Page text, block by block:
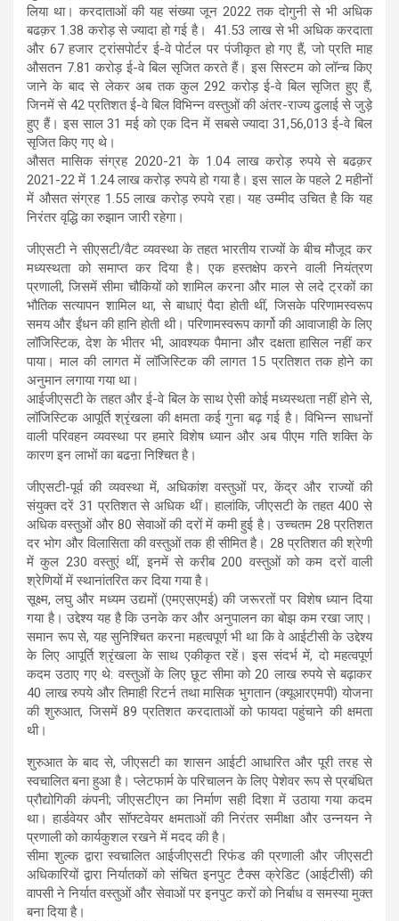
लिया था। करदाताओं की यह संख्या जून 2022 तक दोगुनी से भी अधिक
बढक़र 1.38 करोड़ से ज्यादा हो गई है। 41.53 लाख से भी अधिक करदाता
और 67 हजार ट्रांसपोर्टर ई-वे पोर्टल पर पंजीकृत हो गए हैं, जो प्रति माह
औसतन 7.81 करोड़ ई-वे बिल सृजित करते हैं। इस सिस्टम को लॉन्च किए
जाने के बाद से लेकर अब तक कुल 292 करोड़ ई-वे बिल सृजित हुए हैं,
जिनमें से 42 प्रतिशत ई-वे बिल विभिन्न वस्तुओं की अंतर-राज्य ढुलाई से जुड़े
हुए हैं। इस साल 31 मई को एक दिन में सबसे ज्यादा 31,56,013 ई-वे बिल
सृजित किए गए थे।
औसत मासिक संग्रह 2020-21 के 1.04 लाख करोड़ रुपये से बढक़र
2021-22 में 1.24 लाख करोड़ रुपये हो गया है। इस साल के पहले 2 महीनों
में औसत संग्रह 1.55 लाख करोड़ रुपये रहा। यह उम्मीद उचित है कि यह
निरंतर वृद्धि का रुझान जारी रहेगा।
जीएसटी ने सीएसटी/वैट व्यवस्था के तहत भारतीय राज्यों के बीच मौजूद कर
मध्यस्थता को समाप्त कर दिया है। एक हस्तक्षेप करने वाली नियंत्रण
प्रणाली, जिसमें सीमा चौकियों को शामिल करना और माल से लदे ट्रकों का
भौतिक सत्यापन शामिल था, से बाधाएं पैदा होती थीं, जिसके परिणामस्वरूप
समय और ईंधन की हानि होती थी। परिणामस्वरूप कार्गो की आवाजाही के लिए
लॉजिस्टिक, देश के भीतर भी, आवश्यक पैमाना और दक्षता हासिल नहीं कर
पाया। माल की लागत में लॉजिस्टिक की लागत 15 प्रतिशत तक होने का
अनुमान लगाया गया था।
आईजीएसटी के तहत और ई-वे बिल के साथ ऐसी कोई मध्यस्थता नहीं होने से,
लॉजिस्टिक आपूर्ति श्रृंखला की क्षमता कई गुना बढ़ गई है। विभिन्न साधनों
वाली परिवहन व्यवस्था पर हमारे विशेष ध्यान और अब पीएम गति शक्ति के
कारण इन लाभों का बढऩा निश्चित है।
जीएसटी-पूर्व की व्यवस्था में, अधिकांश वस्तुओं पर, केंद्र और राज्यों की
संयुक्त दरें 31 प्रतिशत से अधिक थीं। हालांकि, जीएसटी के तहत 400 से
अधिक वस्तुओं और 80 सेवाओं की दरों में कमी हुई है। उच्चतम 28 प्रतिशत
दर भोग और विलासिता की वस्तुओं तक ही सीमित है। 28 प्रतिशत की श्रेणी
में कुल 230 वस्तुएं थीं, इनमें से करीब 200 वस्तुओं को कम दरों वाली
श्रेणियों में स्थानांतरित कर दिया गया है।
सूक्ष्म, लघु और मध्यम उद्यमों (एमएसएमई) की जरूरतों पर विशेष ध्यान दिया
गया है। उद्देश्य यह है कि उनके कर और अनुपालन का बोझ कम रखा जाए।
समान रूप से, यह सुनिश्चित करना महत्वपूर्ण भी था कि वे आईटीसी के उद्देश्य
के लिए आपूर्ति श्रृंखला के साथ एकीकृत रहें। इस संदर्भ में, दो महत्वपूर्ण
कदम उठाए गए थे: वस्तुओं के लिए छूट सीमा को 20 लाख रुपये से बढ़ाकर
40 लाख रुपये और तिमाही रिटर्न तथा मासिक भुगतान (क्यूआरएमपी) योजना
की शुरुआत, जिसमें 89 प्रतिशत करदाताओं को फायदा पहुंचाने की क्षमता
थी।
शुरुआत के बाद से, जीएसटी का शासन आईटी आधारित और पूरी तरह से
स्वचालित बना हुआ है। प्लेटफार्म के परिचालन के लिए पेशेवर रूप से प्रबंधित
प्रौद्योगिकी कंपनी; जीएसटीएन का निर्माण सही दिशा में उठाया गया कदम
था। हार्डवेयर और सॉफ्टवेयर क्षमताओं की निरंतर समीक्षा और उन्नयन ने
प्रणाली को कार्यकुशल रखने में मदद की है।
सीमा शुल्क द्वारा स्वचालित आईजीएसटी रिफंड की प्रणाली और जीएसटी
अधिकारियों द्वारा निर्यातकों को संचित इनपुट टैक्स क्रेडिट (आईटीसी) की
वापसी ने निर्यात वस्तुओं और सेवाओं पर इनपुट करों को निर्बाध व समस्या मुक्त
बना दिया है।